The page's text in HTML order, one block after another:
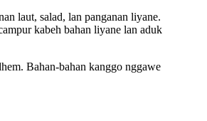
laut, salad, lan panganan liyane.
kabeh bahan liyane lan aduk
Bahan-bahan kanggo nggawe